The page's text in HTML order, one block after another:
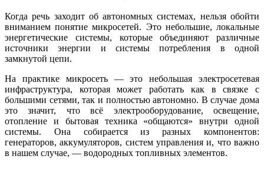
Когда речь заходит об автономных системах, нельзя обойти
вниманием понятие микросетей. Это небольшие, локальные
энергетические системы, которые объединяют различные
источники энергии и системы потребления в одной
замкнутой цепи.
На практике микросеть — это небольшая электросетевая
инфраструктура, которая может работать как в связке с
большими сетями, так и полностью автономно. В случае дома
это значит, что всё электрооборудование, освещение,
отопление и бытовая техника «общаются» внутри одной
системы. Она собирается из разных компонентов:
генераторов, аккумуляторов, систем управления и, что важно
в нашем случае, — водородных топливных элементов.